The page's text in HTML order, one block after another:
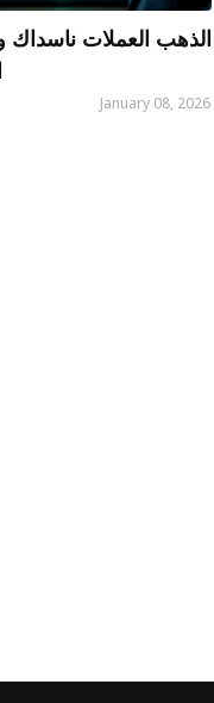
الذهب العملات ناسداك
January 08, 2026